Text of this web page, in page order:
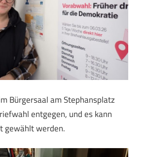
Bürgersaal am Stephansplatz
entgegen, und es kann
gewählt werden.